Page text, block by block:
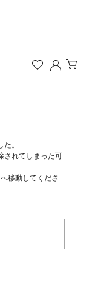
。
されてしまった可
移動してくださ